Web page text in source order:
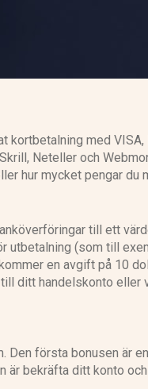
kortbetalning med
Neteller och
hur mycket pengar du
till ett
utbetalning (som till
en avgift på 10
ditt handelskonto eller
Den första bonusen är en
är bekräfta ditt konto